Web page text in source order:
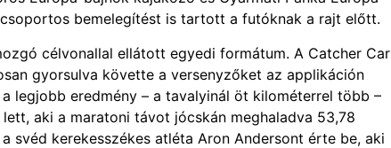
bemelegítést is tartott a futóknak a rajt előtt.
célvonallal ellátott egyedi formátum. A Catcher Car
gyorsulva követte a versenyzőket az applikáción
legjobb eredmény – a tavalyinál öt kilométerrel több –
aki a maratoni távot jócskán meghaladva 53,78
svéd kerekesszékes atléta Aron Andersont érte be, aki